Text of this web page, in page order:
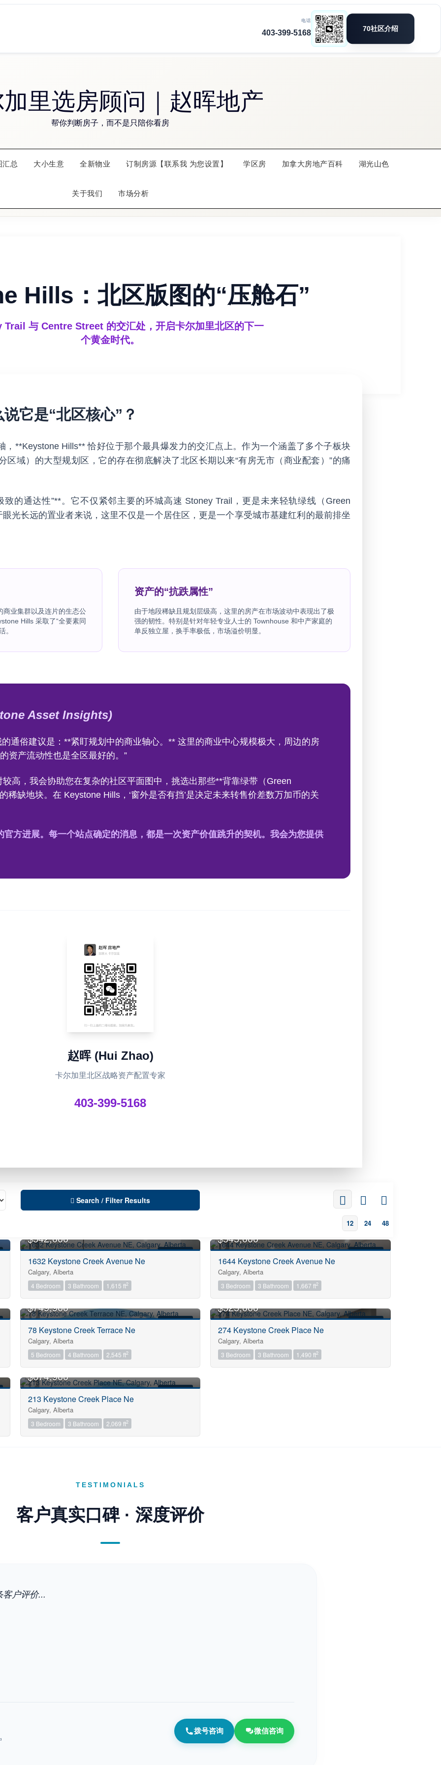
里选房顾问｜赵晖地产
帮你判断房子，而不是只陪你看房
汇总 大小生意 全新物业 订制房源【联系我 为您设置】 学区房 加拿大房地产百科 湖光山色
关于我们 市场分析
Hills：北区版图的“压舱石”
Trail 与 Centre Street 的交汇处，开启卡尔加里北区的下一
个黄金时代。
它是“北区核心”？
，**Keystone Hills** 恰好位于那个最具爆发力的交汇点上。作为一个涵盖了多个子板块
区域）的大型规划区，它的存在彻底解决了北区长期以来“有房无市（商业配套）”的痛
致的通达性”**。它不仅紧邻主要的环城高速 Stoney Trail，更是未来轻轨绿线（Green
光长远的置业者来说，这里不仅是一个居住区，更是一个享受城市基建红利的最前排坐
商业集群以及连片的生态公
Hills 采取了“全要素同
。
资产的“抗跌属性”
由于地段稀缺且规划层级高，这里的房产在市场波动中表现出了极
强的韧性。特别是针对年轻专业人士的 Townhouse 和中产家庭的
单反独立屋，换手率极低，市场溢价明显。
Asset Insights)
通俗建议是：**紧盯规划中的商业轴心。** 这里的商业中心规模极大，周边的房
资产流动性也是全区最好的。”
高，我会协助您在复杂的社区平面图中，挑选出那些**背靠绿带（Green
稀缺地块。在 Keystone Hills，‘窗外是否有挡’是决定未来转售价差数万加币的关
官方进展。每一个站点确定的消息，都是一次资产价值跳升的契机。我会为您提供
赵晖 (Hui Zhao)
卡尔加里北区战略资产配置专家
403-399-5168
Search / Filter Results
12 24 48
Neighbourhood
Community
Sub Division
Postal Code
Pool
Open House
$542,000
1632 Keystone Creek Avenue Ne
Calgary, Alberta
4 Bedroom 3 Bathroom 1,615 ft2
$545,000
1644 Keystone Creek Avenue Ne
Calgary, Alberta
3 Bedroom 3 Bathroom 1,667 ft2
$749,900
78 Keystone Creek Terrace Ne
Calgary, Alberta
5 Bedroom 4 Bathroom 2,545 ft2
$525,000
274 Keystone Creek Place Ne
Calgary, Alberta
3 Bedroom 3 Bathroom 1,490 ft2
$674,900
213 Keystone Creek Place Ne
Calgary, Alberta
3 Bedroom 3 Bathroom 2,069 ft2
TESTIMONIALS
客户真实口碑 · 深度评价
客户评价...
拨号咨询 微信咨询